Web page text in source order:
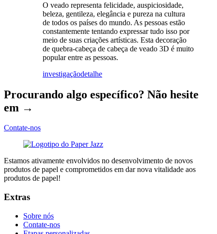
O veado representa felicidade, auspiciosidade,
beleza, gentileza, elegância e pureza na cultura
de todos os países do mundo. As pessoas estão
constantemente tentando expressar tudo isso por
meio de suas criações artísticas. Esta decoração
de quebra-cabeça de cabeça de veado 3D é muito
popular entre as pessoas.
investigaçãodetalhe
Procurando algo específico? Não hesite
em →
Contate-nos
Estamos ativamente envolvidos no desenvolvimento de novos
produtos de papel e comprometidos em dar nova vitalidade aos
produtos de papel!
Extras
Sobre nós
Contate-nos